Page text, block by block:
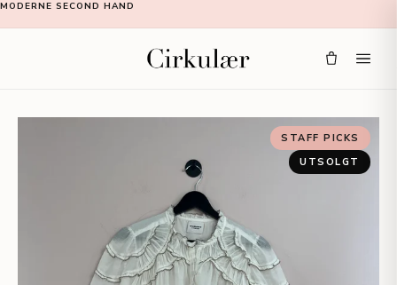
MODERNE SECOND HAND
STAFF PICKS
UTSOLGT